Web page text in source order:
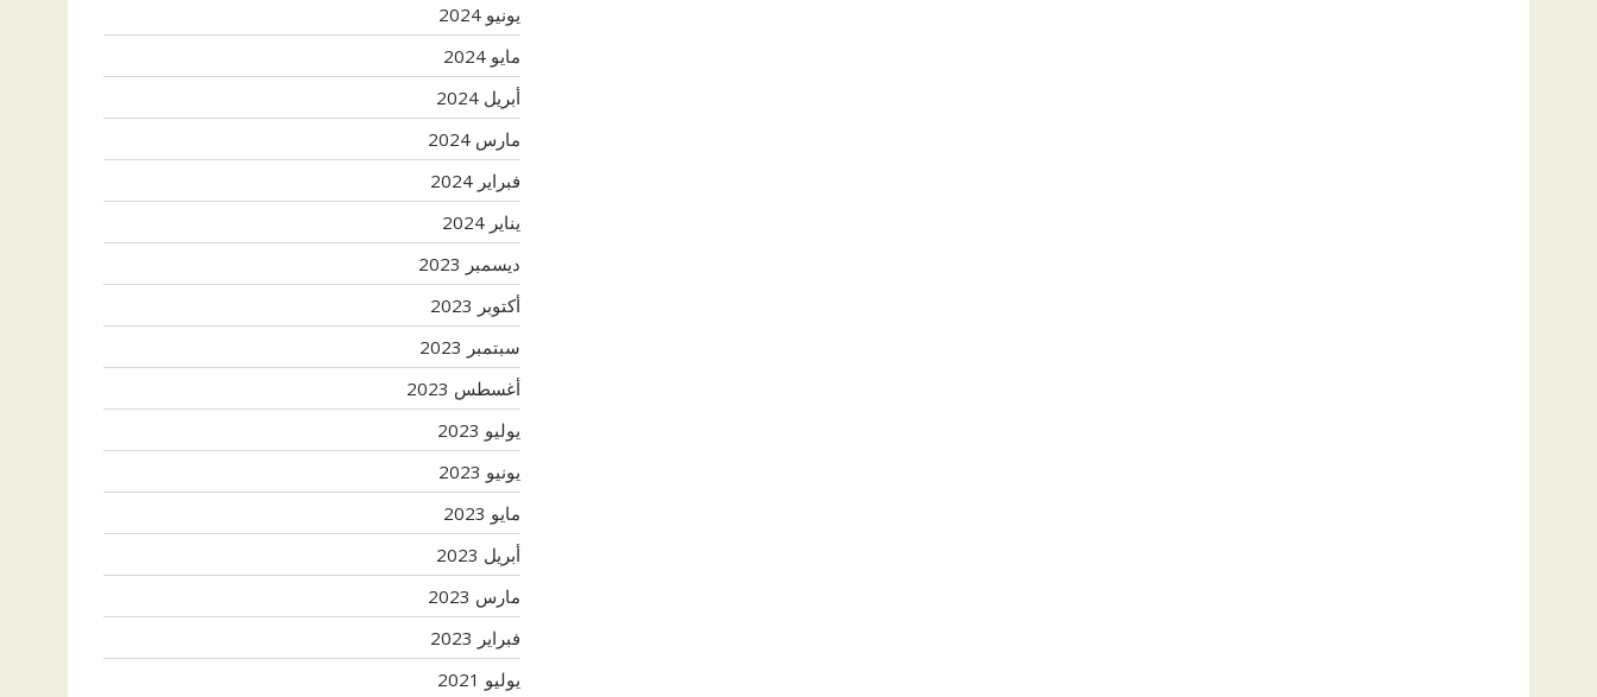
يونيو 2024
مايو 2024
أبريل 2024
مارس 2024
فبراير 2024
يناير 2024
ديسمبر 2023
أكتوبر 2023
سبتمبر 2023
أغسطس 2023
يوليو 2023
يونيو 2023
مايو 2023
أبريل 2023
مارس 2023
فبراير 2023
يوليو 2021